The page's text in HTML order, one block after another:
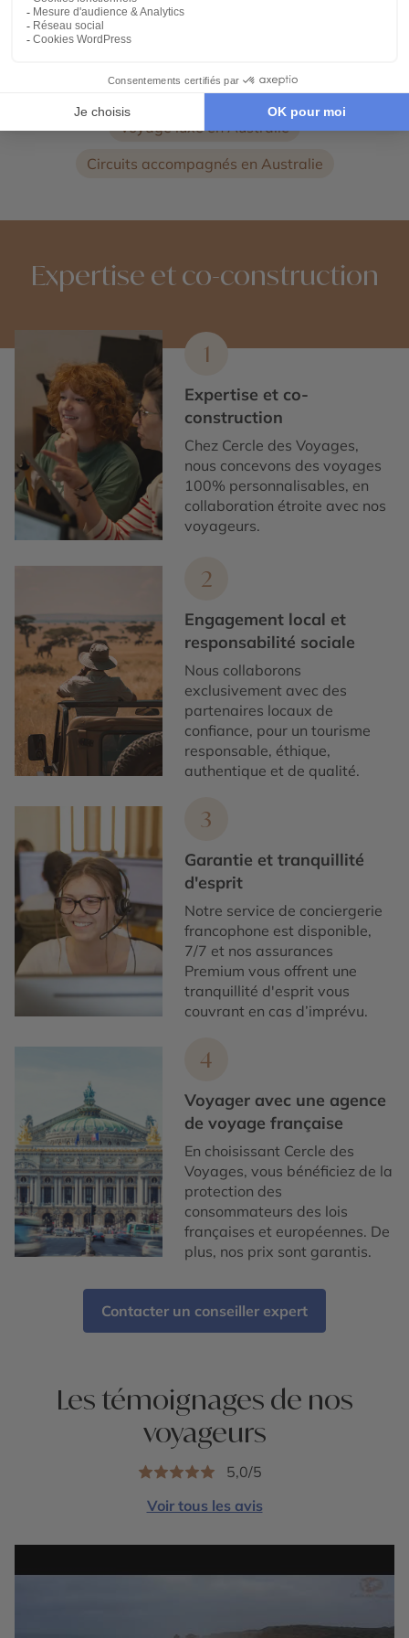
Voyages dans les Whitsundays
Voyage Australie 3 semaines
Voyage luxe en Australie
Circuits accompagnés en Australie
Expertise et co-construction
1
Expertise et co-
construction
Chez Cercle des Voyages,
nous concevons des voyages
100% personnalisables, en
collaboration étroite avec nos
voyageurs.
2
Engagement local et
responsabilité sociale
Nous collaborons
exclusivement avec des
partenaires locaux de
confiance, pour un tourisme
responsable, éthique,
authentique et de qualité.
3
Garantie et tranquillité
d'esprit
Notre service de conciergerie
francophone est disponible,
7/7 et nos assurances
Premium vous offrent une
tranquillité d'esprit vous
couvrant en cas d’imprévu.
4
Voyager avec une agence
de voyage française
En choisissant Cercle des
Voyages, vous bénéficiez de la
protection des
consommateurs des lois
françaises et européennes. De
plus, nos prix sont garantis.
Contacter un conseiller expert
Les témoignages de nos
voyageurs
5,0/5
Voir tous les avis